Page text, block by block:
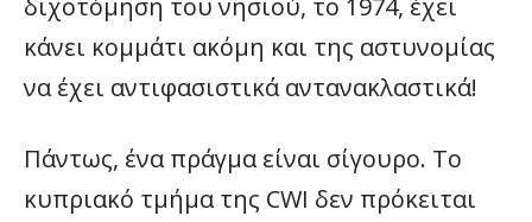
διχοτόμηση του νησιού, το 1974, έχει
κάνει κομμάτι ακόμη και της αστυνομίας
να έχει αντιφασιστικά αντανακλαστικά!
Πάντως, ένα πράγμα είναι σίγουρο. Το
κυπριακό τμήμα της CWI δεν πρόκειται